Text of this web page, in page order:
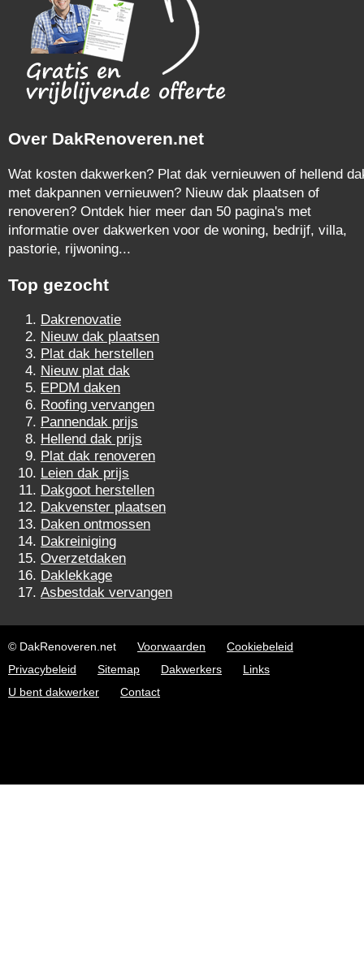
Over DakRenoveren.net
Wat kosten dakwerken? Plat dak vernieuwen of hellend
met dakpannen vernieuwen? Nieuw dak plaatsen of
renoveren? Ontdek hier meer dan 50 pagina's met
informatie over dakwerken voor de woning, bedrijf, villa,
pastorie, rijwoning...
Top gezocht
Dakrenovatie
Nieuw dak plaatsen
Plat dak herstellen
Nieuw plat dak
EPDM daken
Roofing vervangen
Pannendak prijs
Hellend dak prijs
Plat dak renoveren
Leien dak prijs
Dakgoot herstellen
Dakvenster plaatsen
Daken ontmossen
Dakreiniging
Overzetdaken
Daklekkage
Asbestdak vervangen
© DakRenoveren.net Voorwaarden
Cookiebeleid
Privacybeleid
Sitemap Dakwerkers
Links
U bent dakwerker
Contact